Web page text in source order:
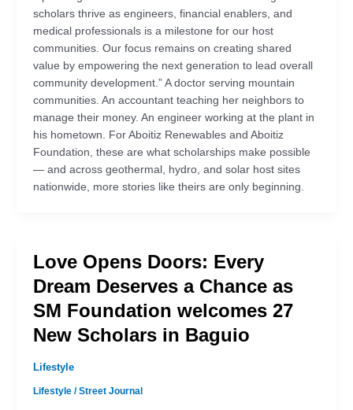
scholars thrive as engineers, financial enablers, and
medical professionals is a milestone for our host
communities. Our focus remains on creating shared
value by empowering the next generation to lead overall
community development.” A doctor serving mountain
communities. An accountant teaching her neighbors to
manage their money. An engineer working at the plant in
his hometown. For Aboitiz Renewables and Aboitiz
Foundation, these are what scholarships make possible
— and across geothermal, hydro, and solar host sites
nationwide, more stories like theirs are only beginning.
Love Opens Doors: Every
Dream Deserves a Chance as
SM Foundation welcomes 27
New Scholars in Baguio
Lifestyle
Lifestyle/Street Journal